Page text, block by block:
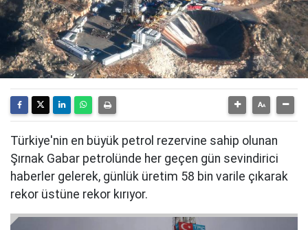
Türkiye'nin en büyük petrol rezervine sahip olunan
Şırnak Gabar petrolünde her geçen gün sevindirici
haberler gelerek, günlük üretim 58 bin varile çıkarak
rekor üstüne rekor kırıyor.